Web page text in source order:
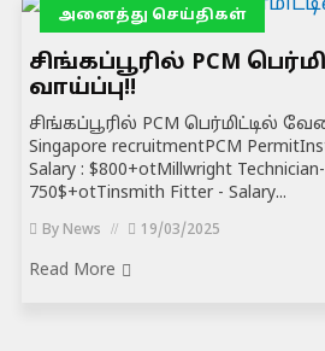
அனைத்து செய்திகள்
சிங்கப்பூரில் PCM
வாய்ப்பு!!
சிங்கப்பூரில் PCM பெர்மிட்டில்
Singapore recruitmentPCM
Salary : $800+otMillwright
750$+otTinsmith Fitter - Salary...
By News 19/03/2025
Read More